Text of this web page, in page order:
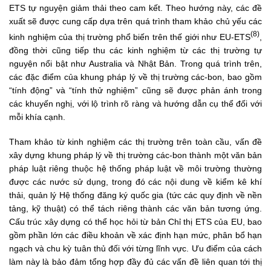
ETS tự nguyện giảm thải theo cam kết. Theo hướng này, các đề
xuất sẽ được cung cấp dựa trên quá trình tham khảo chủ yếu các
kinh nghiệm của thị trường phổ biến trên thế giới như EU-ETS(8),
đồng thời cũng tiếp thu các kinh nghiệm từ các thị trường tự
nguyện nổi bật như Australia và Nhật Bản. Trong quá trình trên,
các đặc điểm của khung pháp lý về thị trường các-bon, bao gồm
“tính động” và “tính thử nghiệm” cũng sẽ được phản ánh trong
các khuyến nghị, với lộ trình rõ ràng và hướng dẫn cụ thể đối với
mỗi khía cạnh.
Tham khảo từ kinh nghiệm các thị trường trên toàn cầu, vấn đề
xây dựng khung pháp lý về thị trường các-bon thành một văn bản
pháp luật riêng thuộc hệ thống pháp luật về môi trường thường
được các nước sử dụng, trong đó các nội dung về kiểm kê khí
thải, quản lý Hệ thống đăng ký quốc gia (tức các quy định về nền
tảng, kỹ thuật) có thể tách riêng thành các văn bản tương ứng.
Cấu trúc xây dựng có thể học hỏi từ bản Chỉ thị ETS của EU, bao
gồm phần lớn các điều khoản về xác định hạn mức, phân bổ hạn
ngạch và chu kỳ tuân thủ đối với từng lĩnh vực. Ưu điểm của cách
làm này là bảo đảm tổng hợp đầy đủ các vấn đề liên quan tới thị